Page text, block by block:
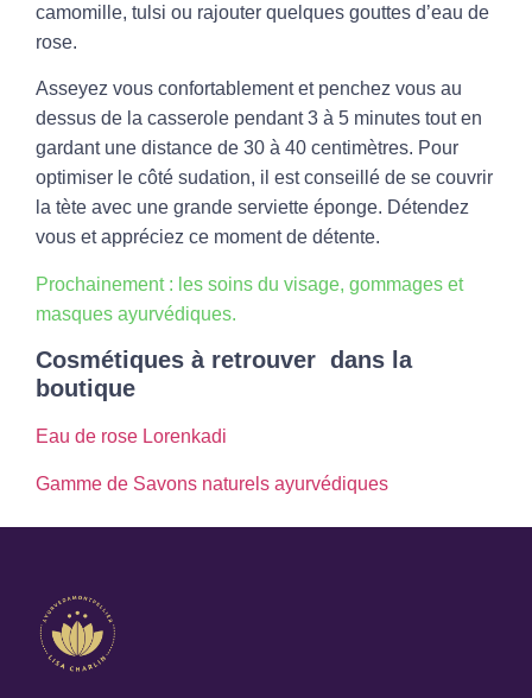
camomille, tulsi ou rajouter quelques gouttes d’eau de
rose.
Asseyez vous confortablement et penchez vous au
dessus de la casserole pendant 3 à 5 minutes tout en
gardant une distance de 30 à 40 centimètres. Pour
optimiser le côté sudation, il est conseillé de se couvrir
la tète avec une grande serviette éponge. Détendez
vous et appréciez ce moment de détente.
Prochainement : les soins du visage, gommages et
masques ayurvédiques.
Cosmétiques à retrouver dans la
boutique
Eau de rose Lorenkadi
Gamme de Savons naturels ayurvédiques